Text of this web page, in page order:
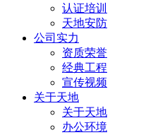
认证培训
天地安防
公司实力
资质荣誉
经典工程
宣传视频
关于天地
关于天地
办公环境